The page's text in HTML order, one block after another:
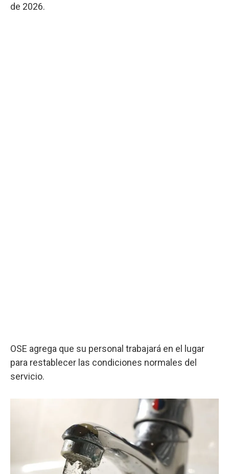
de 2026.
OSE agrega que su personal trabajará en el lugar
para restablecer las condiciones normales del
servicio.